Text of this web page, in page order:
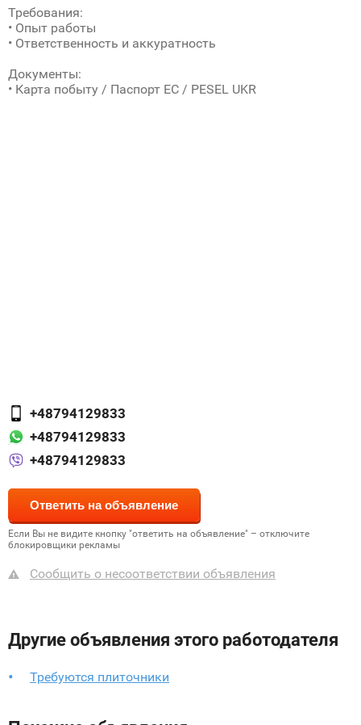
Требования:
• Опыт работы
• Ответственность и аккуратность
Документы:
• Карта побыту / Паспорт ЕС / PESEL UKR
+48794129833
+48794129833
+48794129833
Если Вы не видите кнопку "ответить на объявление" – отключите
блокировщики рекламы
Сообщить о несоответствии объявления
Другие объявления этого работодателя
Требуются плиточники